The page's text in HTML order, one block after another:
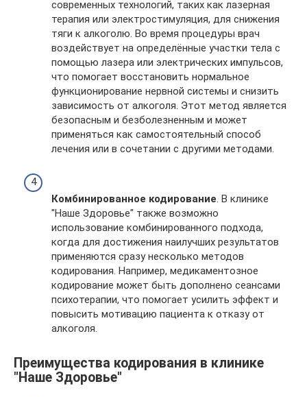
современных технологий, таких как лазерная
терапия или электростимуляция, для снижения
тяги к алкоголю. Во время процедуры врач
воздействует на определённые участки тела с
помощью лазера или электрических импульсов,
что помогает восстановить нормальное
функционирование нервной системы и снизить
зависимость от алкоголя. Этот метод является
безопасным и безболезненным и может
применяться как самостоятельный способ
лечения или в сочетании с другими методами.
Комбинированное кодирование. В клинике
"Наше Здоровье" также возможно
использование комбинированного подхода,
когда для достижения наилучших результатов
применяются сразу несколько методов
кодирования. Например, медикаментозное
кодирование может быть дополнено сеансами
психотерапии, что помогает усилить эффект и
повысить мотивацию пациента к отказу от
алкоголя.
Преимущества кодирования в клинике
"Наше Здоровье"